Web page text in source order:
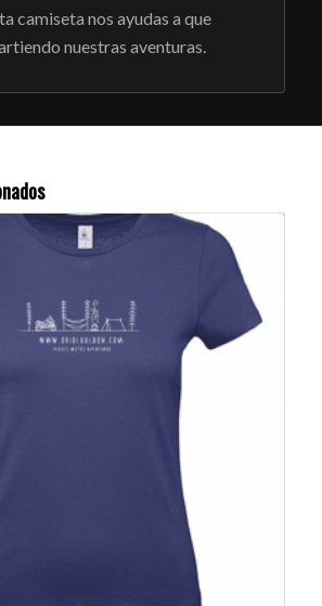
camiseta nos ayudas a que
nuestras aventuras.